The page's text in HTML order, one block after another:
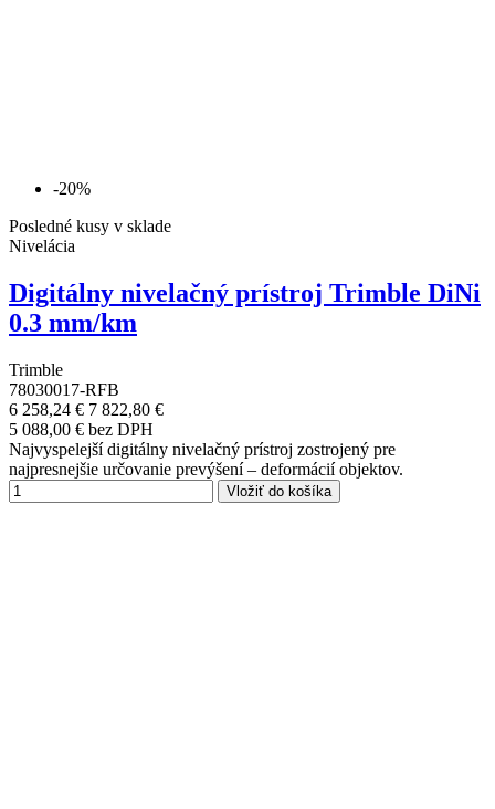
-20%
Posledné kusy v sklade
Nivelácia
Digitálny nivelačný prístroj Trimble DiNi
0.3 mm/km
Trimble
78030017-RFB
6 258,24 € 7 822,80 €
5 088,00 € bez DPH
Najvyspelejší digitálny nivelačný prístroj zostrojený pre
najpresnejšie určovanie prevýšení – deformácií objektov.
Vložiť do košíka